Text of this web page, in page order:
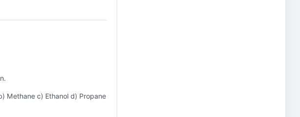
Methane c) Ethanol d) Propane